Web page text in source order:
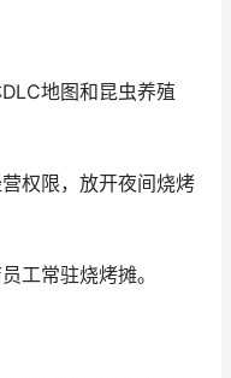
地图和昆虫养殖
权限，放开夜间烧烤
工常驻烧烤摊。